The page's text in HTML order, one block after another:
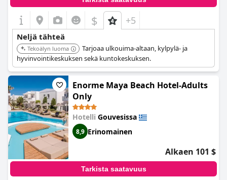
$ +5
Neljä tähteä
Tekoälyn luoma
Tarjoaa ulkouima-altaan, kylpylä- ja
hyvinvointikeskuksen sekä kuntokeskuksen.
Enorme Maya Beach Hotel-Adults
Only
Hotelli Gouvesissa
8,9 Erinomainen
Alkaen 101 $
Tarkista saatavuus